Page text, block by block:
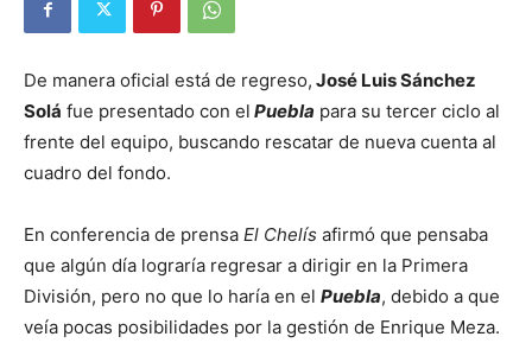
De manera oficial está de regreso, José Luis Sánchez
Solá fue presentado con el Puebla para su tercer ciclo al
frente del equipo, buscando rescatar de nueva cuenta al
cuadro del fondo.
En conferencia de prensa El Chelís afirmó que pensaba
que algún día lograría regresar a dirigir en la Primera
División, pero no que lo haría en el Puebla, debido a que
veía pocas posibilidades por la gestión de Enrique Meza.